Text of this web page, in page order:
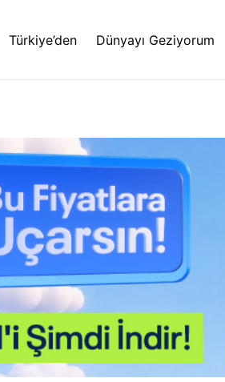
Türkiye’den Dünyayı Geziyorum